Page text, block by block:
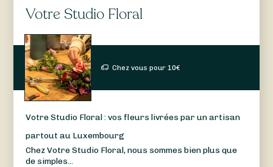
Votre Studio Floral
Chez vous pour10€
Votre Studio Floral : vos fleurs livrées par un artisan
partout au Luxembourg
Chez Votre Studio Floral, nous sommes bien plus que
de simples...